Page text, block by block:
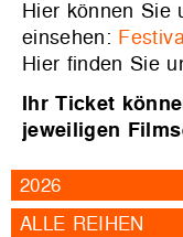
Hier können Sie
einsehen:
Hier finden Sie
Ihr Ticket
jeweiligen
2026
ALLE REIHEN